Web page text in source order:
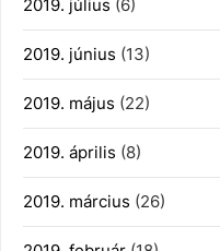
2019. július (6)
2019. június (13)
2019. május (22)
2019. április (8)
2019. március (26)